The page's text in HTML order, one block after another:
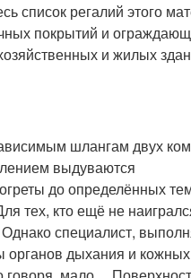
список регалий этого
покрытий и
и жилых
шлангам двух
выдуваются
до определённых
тех, кто ещё не
Однако специалист,
дыхания и кожных